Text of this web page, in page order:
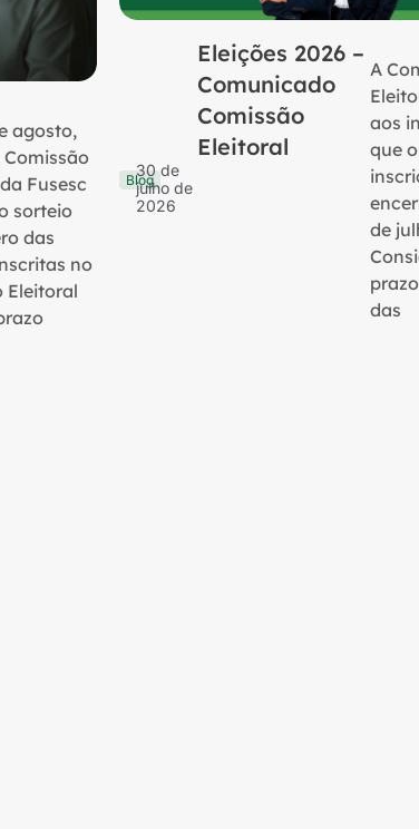
agosto,
Comissão
Fusesc
sorteio
das
no
Eleitoral
Blog
30 de
julho de
2026
Eleições 2026 –
Comunicado
Comissão
Eleitoral
A
aos
que
de
das